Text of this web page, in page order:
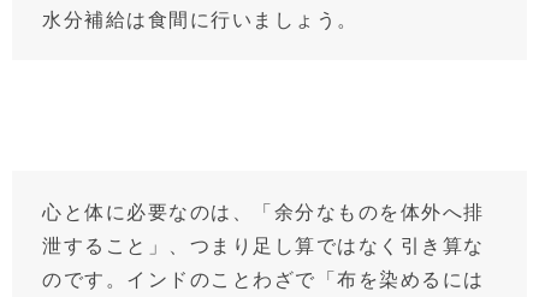
水分補給は食間に行いましょう。
心と体に必要なのは、「余分なものを体外へ排
泄すること」、つまり足し算ではなく引き算な
のです。インドのことわざで「布を染めるには